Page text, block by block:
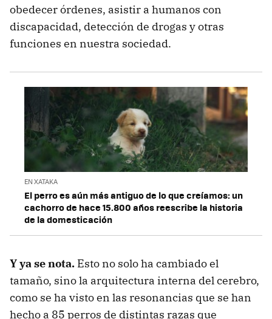
obedecer órdenes, asistir a humanos con
discapacidad, detección de drogas y otras
funciones en nuestra sociedad.
EN XATAKA
El perro es aún más antiguo de lo que creíamos: un
cachorro de hace 15.800 años reescribe la historia
de la domesticación
Y ya se nota. Esto no solo ha cambiado el
tamaño, sino la arquitectura interna del cerebro,
como se ha visto en las resonancias que se han
hecho a 85 perros de distintas razas que